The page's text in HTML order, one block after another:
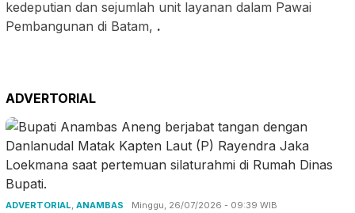
kedeputian dan sejumlah unit layanan dalam Pawai
Pembangunan di Batam, .
ADVERTORIAL
ADVERTORIAL, ANAMBAS Minggu, 26/07/2026 - 09:39 WIB